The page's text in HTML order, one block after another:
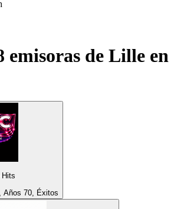
emisoras de Lille en
Hits
Años 70, Éxitos